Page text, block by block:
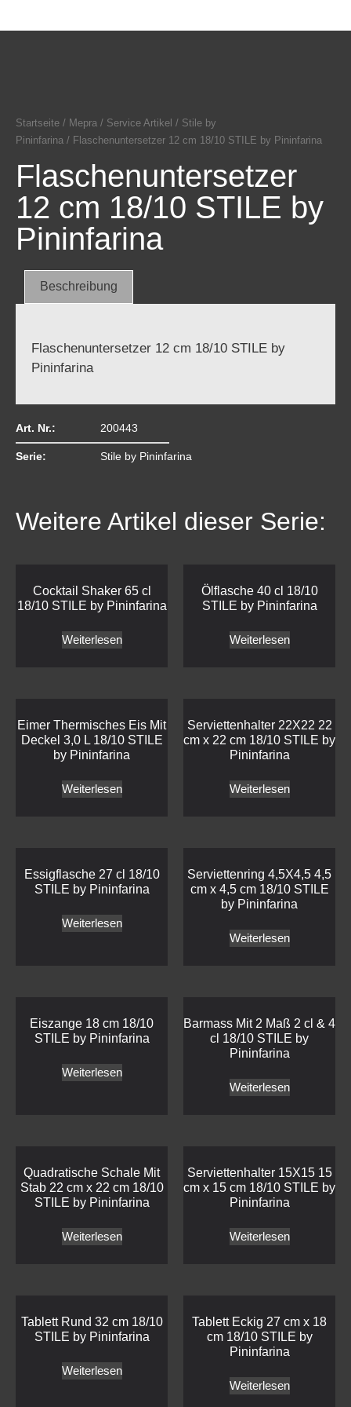
Startseite / Mepra / Service Artikel / Stile by
Pininfarina / Flaschenuntersetzer 12 cm 18/10 STILE by Pininfarina
Flaschenuntersetzer
12 cm 18/10 STILE by
Pininfarina
Beschreibung
Flaschenuntersetzer 12 cm 18/10 STILE by
Pininfarina
Art. Nr.: 200443
Serie: Stile by Pininfarina
Weitere Artikel dieser Serie:
Cocktail Shaker 65 cl
18/10 STILE by Pininfarina
Weiterlesen
Ölflasche 40 cl 18/10
STILE by Pininfarina
Weiterlesen
Eimer Thermisches Eis Mit
Deckel 3,0 L 18/10 STILE
by Pininfarina
Weiterlesen
Serviettenhalter 22X22 22
cm x 22 cm 18/10 STILE by
Pininfarina
Weiterlesen
Essigflasche 27 cl 18/10
STILE by Pininfarina
Weiterlesen
Serviettenring 4,5X4,5 4,5
cm x 4,5 cm 18/10 STILE
by Pininfarina
Weiterlesen
Eiszange 18 cm 18/10
STILE by Pininfarina
Weiterlesen
Barmass Mit 2 Maß 2 cl & 4
cl 18/10 STILE by
Pininfarina
Weiterlesen
Quadratische Schale Mit
Stab 22 cm x 22 cm 18/10
STILE by Pininfarina
Weiterlesen
Serviettenhalter 15X15 15
cm x 15 cm 18/10 STILE by
Pininfarina
Weiterlesen
Tablett Rund 32 cm 18/10
STILE by Pininfarina
Weiterlesen
Tablett Eckig 27 cm x 18
cm 18/10 STILE by
Pininfarina
Weiterlesen